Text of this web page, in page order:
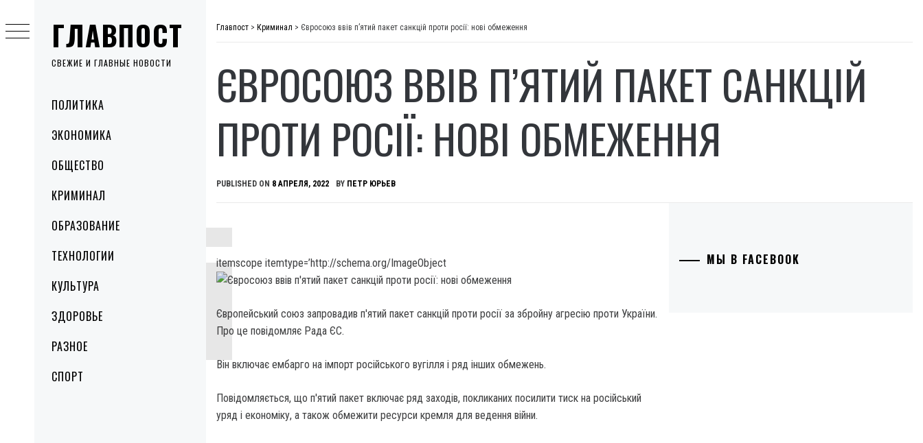
ГЛАВПОСТ
СВЕЖИЕ И ГЛАВНЫЕ НОВОСТИ
MenuПОЛИТИКА
ЭКОНОМИКА
ОБЩЕСТВО
КРИМИНАЛ
ОБРАЗОВАНИЕ
ТЕХНОЛОГИИ
КУЛЬТУРА
ЗДОРОВЬЕ
РАЗНОЕ
СПОРТ
to
content
Главпост > Криминал > Євросоюз ввів п’ятий пакет санкцій проти росії: нові обмеження
ЄВРОСОЮЗ ВВІВ П’ЯТИЙ ПАКЕТ САНКЦІЙ
ПРОТИ РОСІЇ: НОВІ ОБМЕЖЕННЯ
PUBLISHED ON 8 АПРЕЛЯ, 2022 BY ПЕТР ЮРЬЕВ
itemscope itemtype=’http://schema.org/ImageObject
Європейський союз запровадив п'ятий пакет санкцій проти росії за збройну агресію проти України.
Про це повідомляє Рада ЄС.
Він включає ембарго на імпорт російського вугілля і ряд інших обмежень.
Повідомляється, що п'ятий пакет включає ряд заходів, покликаних посилити тиск на російський
уряд і економіку, а також обмежити ресурси кремля для ведення війни.
МЫ В FACEBOOK